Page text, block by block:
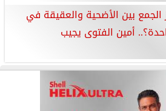
بين الأضحية والعقيقة في
أمين الفتوى يجيب